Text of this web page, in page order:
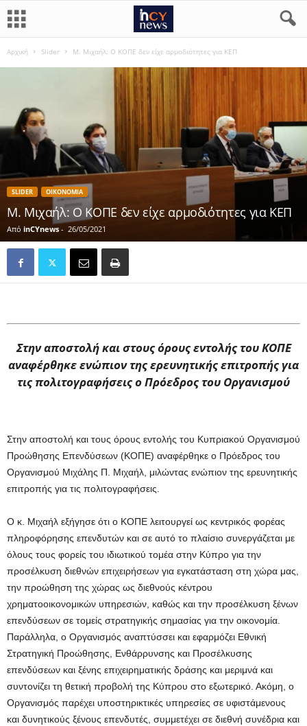
Αρχική Slider Μ. Μιχαήλ: Ο ΚΟΠΕ δεν είχε αρμοδιότητες για ΚΕΠ
SLIDER ΟΙΚΟΝΟΜΙΑ
Μ. Μιχαήλ: Ο ΚΟΠΕ δεν είχε αρμοδιότητες για ΚΕΠ
Από inCYnews - 26/05/2021
Στην αποστολή και στους όρους εντολής του ΚΟΠΕ
αναφέρθηκε ενώπιον της ερευνητικής επιτροπής για
τις πολιτογραφήσεις ο Πρόεδρος του Οργανισμού
Στην αποστολή και τους όρους εντολής του Κυπριακού Οργανισμού
Προώθησης Επενδύσεων (ΚΟΠΕ) αναφέρθηκε ο Πρόεδρος του
Οργανισμού Μιχάλης Π. Μιχαήλ, μιλώντας ενώπιον της ερευνητικής
επιτροπής για τις πολιτογραφήσεις.
Ο κ. Μιχαήλ εξήγησε ότι ο ΚΟΠΕ λειτουργεί ως κεντρικός φορέας
πληροφόρησης επενδυτών και σε αυτό το πλαίσιο συνεργάζεται με
όλους τους φορείς του ιδιωτικού τομέα στην Κύπρο για την
προσέλκυση διεθνών επιχειρήσεων για εγκατάσταση στη χώρα μας,
την προώθηση της χώρας ως διεθνούς κέντρου
χρηματοοικονομικών υπηρεσιών, καθώς και την προσέλκυση ξένων
επενδύσεων σε τομείς στρατηγικής σημασίας για την οικονομία.
Παράλληλα, ο Οργανισμός αναπτύσσει και εφαρμόζει Εθνική
Στρατηγική Προώθησης, Ενθάρρυνσης και Προσέλκυσης
επενδύσεων και ξένης επιχειρηματικής δράσης και μεριμνά και
συντονίζει τη θετική προβολή της Κύπρου στο εξωτερικό. Ακόμη, ο
Οργανισμός παρέχει υποστηρικτικές υπηρεσίες σε υφιστάμενους
και δυνητικούς ξένους επενδυτές, συμμετέχει σε διεθνή συνέδρια και